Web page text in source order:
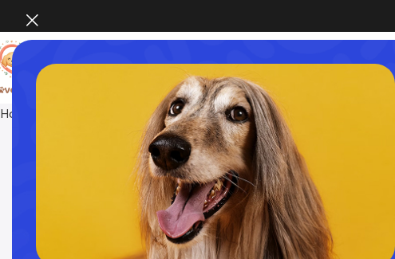
ホー
Home 犬 歯磨き ペットキッス 歯みがきジェル チキン